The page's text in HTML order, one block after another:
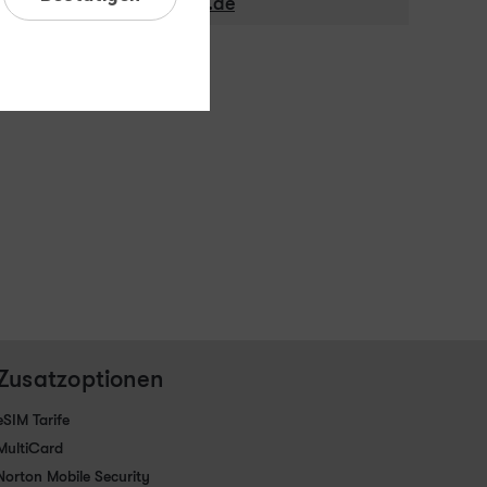
Tarife
Mobile Security